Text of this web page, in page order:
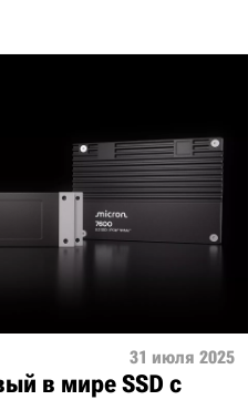
31 июля 2025
в мире SSD с